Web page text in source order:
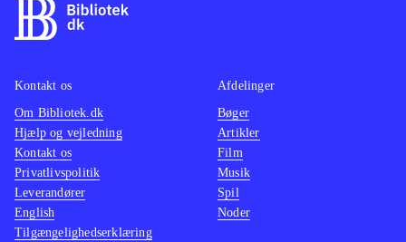
Kontakt os
Om Bibliotek.dk
Hjælp og vejledning
Kontakt os
Privatlivspolitik
Leverandører
English
Tilgængelighedserklæring
Afdelinger
Bøger
Artikler
Film
Musik
Spil
Noder